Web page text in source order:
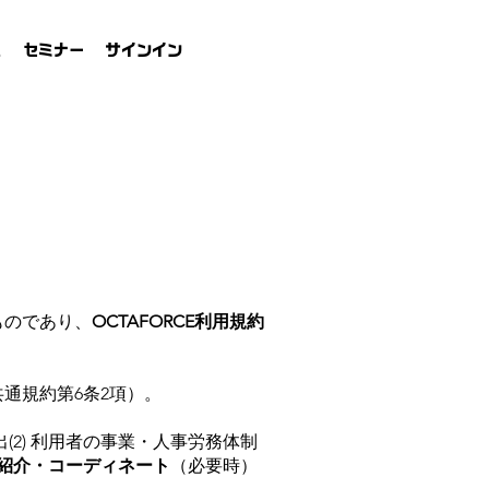
セミナー サインイン
であり、 OCTAFORCE利用規約
規約第6条2項）。
利用者の事業・人事労務体制
介・コーディネート
（必要時）